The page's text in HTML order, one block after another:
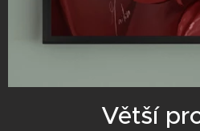
Větší